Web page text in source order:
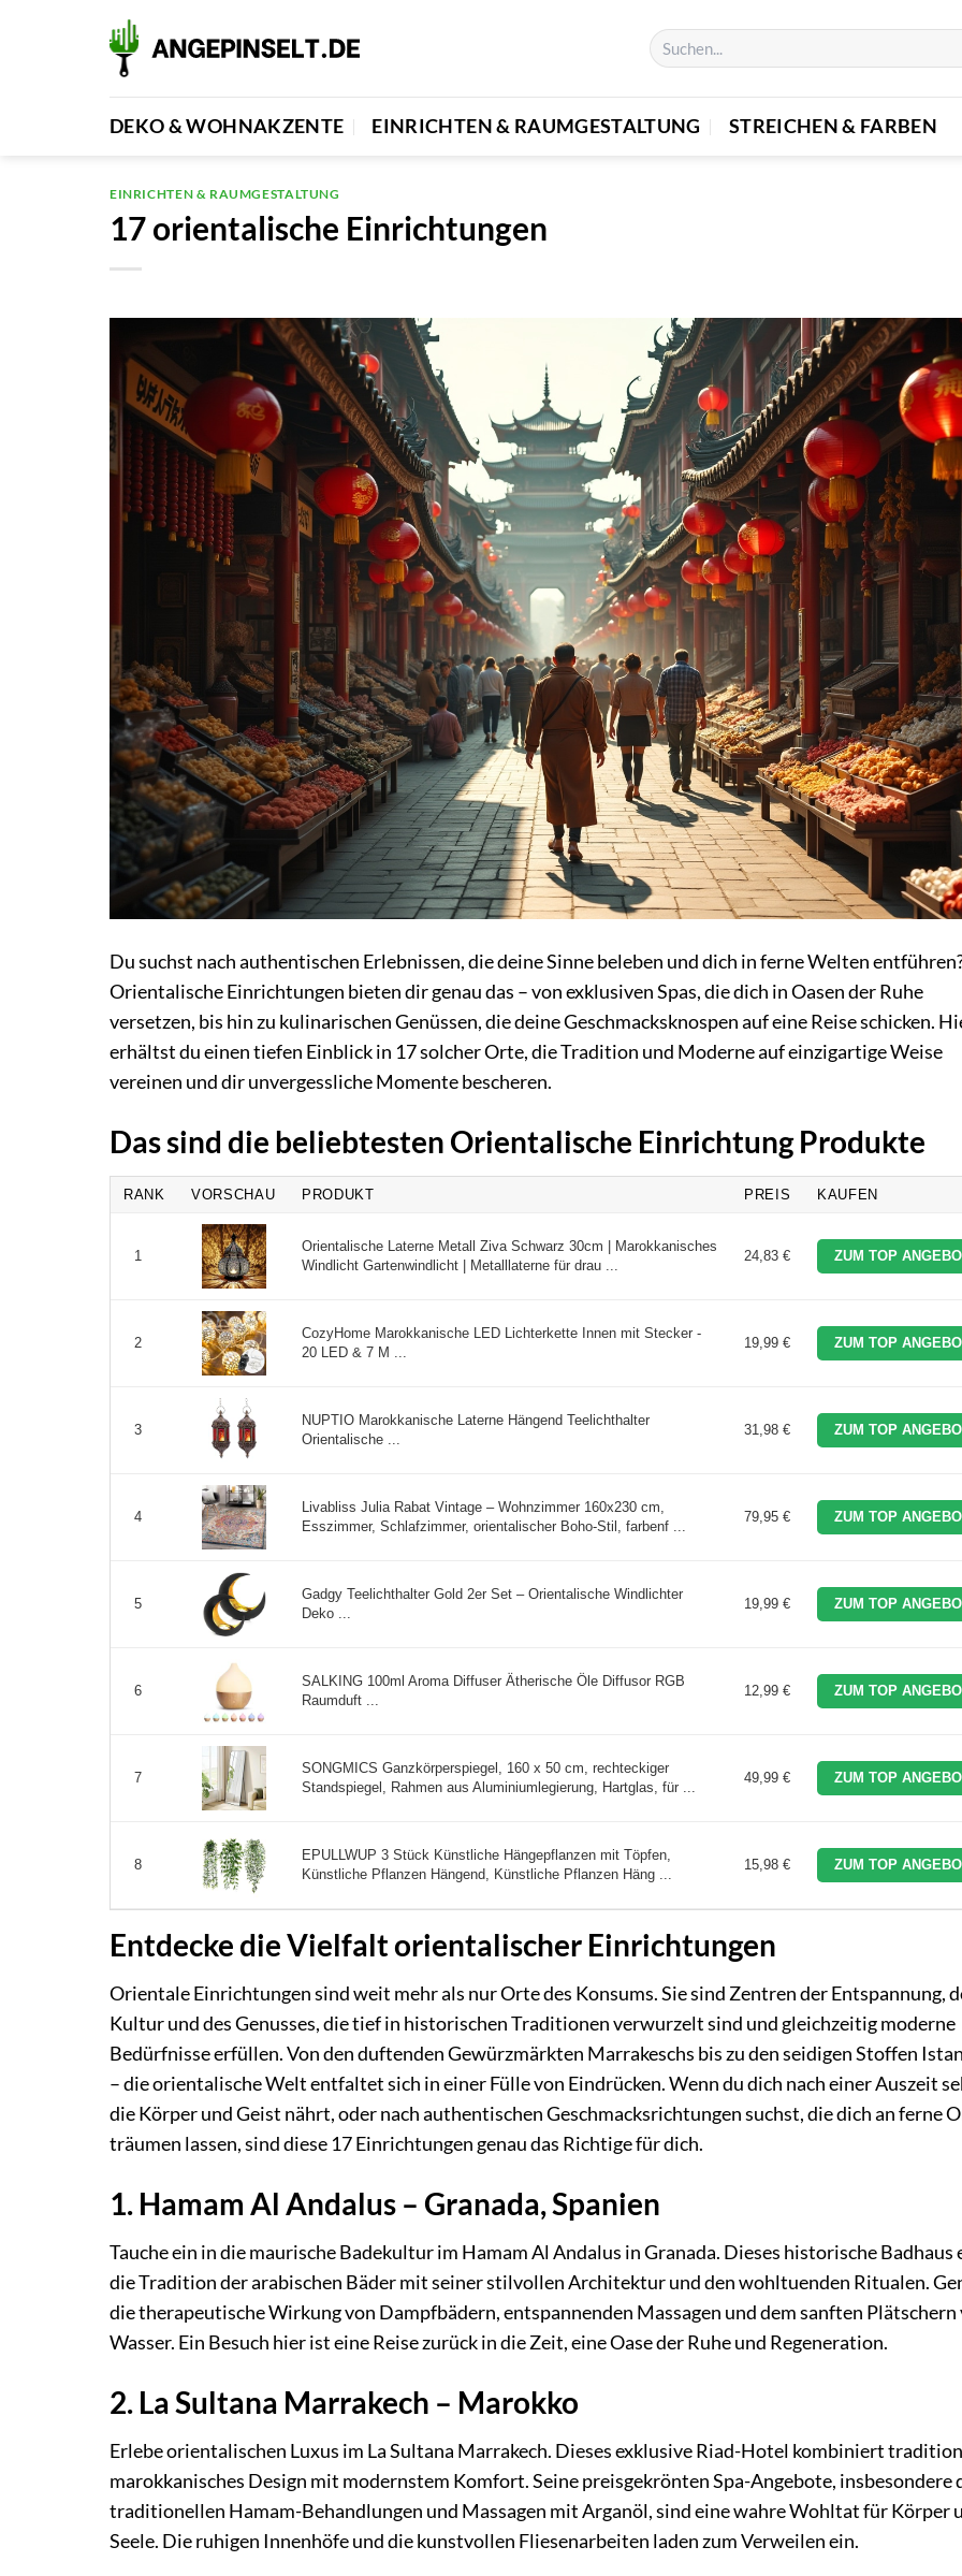
DEKO & WOHNAKZENTE EINRICHTEN & RAUMGESTALTUNG STREICHEN & FARBEN
EINRICHTEN & RAUMGESTALTUNG
17 orientalische Einrichtungen
Du suchst nach authentischen Erlebnissen, die deine Sinne beleben und dich in ferne Welten
Orientalische Einrichtungen bieten dir genau das – von exklusiven Spas, die dich in Oasen der Ruhe
versetzen, bis hin zu kulinarischen Genüssen, die deine Geschmacksknospen auf eine Reise schicken.
erhältst du einen tiefen Einblick in 17 solcher Orte, die Tradition und Moderne auf einzigartige Weise
vereinen und dir unvergessliche Momente bescheren.
Das sind die beliebtesten Orientalische Einrichtung Produkte
RANK VORSCHAU PRODUKT PREIS KAUFEN
1
Orientalische Laterne Metall Ziva Schwarz 30cm | Marokkanisches
Windlicht Gartenwindlicht | Metalllaterne für drau ...
24,83 € ZUM TOP
2
CozyHome Marokkanische LED Lichterkette Innen mit Stecker -
20 LED & 7 M ...
19,99 € ZUM TOP
3
NUPTIO Marokkanische Laterne Hängend Teelichthalter
Orientalische ...
31,98 € ZUM TOP
4
Livabliss Julia Rabat Vintage – Wohnzimmer 160x230 cm,
Esszimmer, Schlafzimmer, orientalischer Boho-Stil, farbenf ...
79,95 € ZUM TOP
5
Gadgy Teelichthalter Gold 2er Set – Orientalische Windlichter
Deko ...
19,99 € ZUM TOP
6
SALKING 100ml Aroma Diffuser Ätherische Öle Diffusor RGB
Raumduft ...
12,99 € ZUM TOP
7
SONGMICS Ganzkörperspiegel, 160 x 50 cm, rechteckiger
Standspiegel, Rahmen aus Aluminiumlegierung, Hartglas, für ...
49,99 € ZUM TOP
8
EPULLWUP 3 Stück Künstliche Hängepflanzen mit Töpfen,
Künstliche Pflanzen Hängend, Künstliche Pflanzen Häng ...
15,98 € ZUM TOP
Entdecke die Vielfalt orientalischer Einrichtungen
Orientale Einrichtungen sind weit mehr als nur Orte des Konsums. Sie sind Zentren der Entspannung,
Kultur und des Genusses, die tief in historischen Traditionen verwurzelt sind und gleichzeitig moderne
Bedürfnisse erfüllen. Von den duftenden Gewürzmärkten Marrakeschs bis zu den seidigen Stoffen
– die orientalische Welt entfaltet sich in einer Fülle von Eindrücken. Wenn du dich nach einer Auszeit
die Körper und Geist nährt, oder nach authentischen Geschmacksrichtungen suchst, die dich an ferne
träumen lassen, sind diese 17 Einrichtungen genau das Richtige für dich.
1. Hamam Al Andalus – Granada, Spanien
Tauche ein in die maurische Badekultur im Hamam Al Andalus in Granada. Dieses historische Badhaus
die Tradition der arabischen Bäder mit seiner stilvollen Architektur und den wohltuenden Ritualen.
die therapeutische Wirkung von Dampfbädern, entspannenden Massagen und dem sanften Plätschern
Wasser. Ein Besuch hier ist eine Reise zurück in die Zeit, eine Oase der Ruhe und Regeneration.
2. La Sultana Marrakech – Marokko
Erlebe orientalischen Luxus im La Sultana Marrakech. Dieses exklusive Riad-Hotel kombiniert
marokkanisches Design mit modernstem Komfort. Seine preisgekrönten Spa-Angebote, insbesondere
traditionellen Hamam-Behandlungen und Massagen mit Arganöl, sind eine wahre Wohltat für Körper
Seele. Die ruhigen Innenhöfe und die kunstvollen Fliesenarbeiten laden zum Verweilen ein.